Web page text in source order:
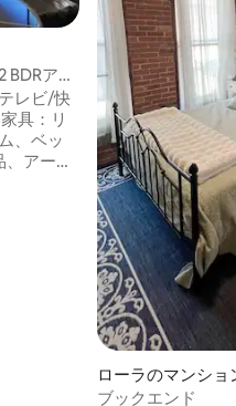
アパ
レビ/快
、ベッ
アート
食器/食
ローラのマンショ
ト
ブックエンド